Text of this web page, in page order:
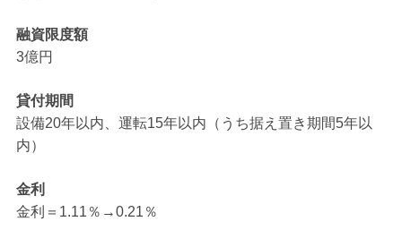
融資限度額
3億円
貸付期間
設備20年以内、運転15年以内（うち据え置き期間5年以
内）
金利
金利＝1.11％→0.21％